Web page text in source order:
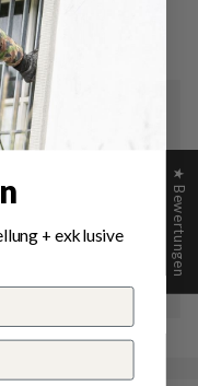
★ Bewertungen
+ exklusive